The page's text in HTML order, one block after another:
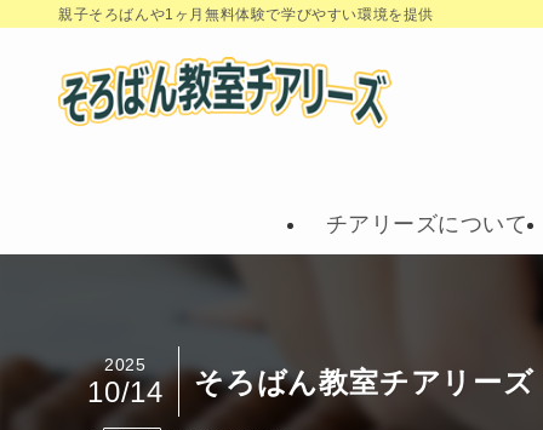
親子そろばんや1ヶ月無料体験で学びやすい環境を提供
チアリーズについて
そろばん教室チアリー
2025
10/14